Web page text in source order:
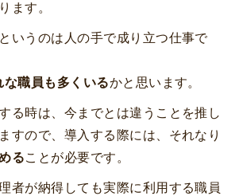
ます。
いうのは人の手で成り立つ仕事で
な職員も多くいるかと思います。
る時は、今までとは違うことを推し
すので、導入する際には、それなり
ることが必要です。
者が納得しても実際に利用する職員